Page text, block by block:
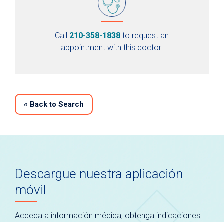
Call 210-358-1838 to request an
appointment with this doctor.
« Back to Search
Descargue nuestra aplicación
móvil
Acceda a información médica, obtenga indicaciones